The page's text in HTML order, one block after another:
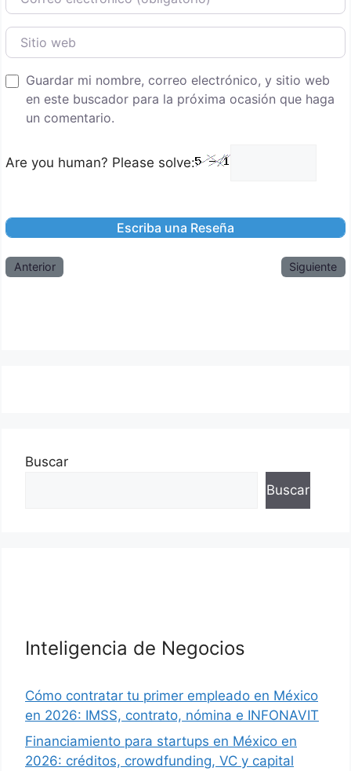
Sitio web
Guardar mi nombre, correo electrónico, y sitio web
en este buscador para la próxima ocasión que haga
un comentario.
Are you human? Please solve:
Anterior Siguiente
Buscar
Buscar
Inteligencia de Negocios
Cómo contratar tu primer empleado en México
en 2026: IMSS, contrato, nómina e INFONAVIT
Financiamiento para startups en México en
2026: créditos, crowdfunding, VC y capital